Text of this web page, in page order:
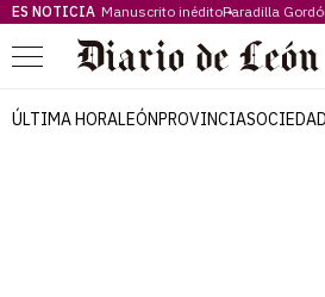
ES NOTICIA Manuscrito inéditoParadilla
Menú
ÚLTIMA HORALEÓNPROVINCIASOCIEDAD